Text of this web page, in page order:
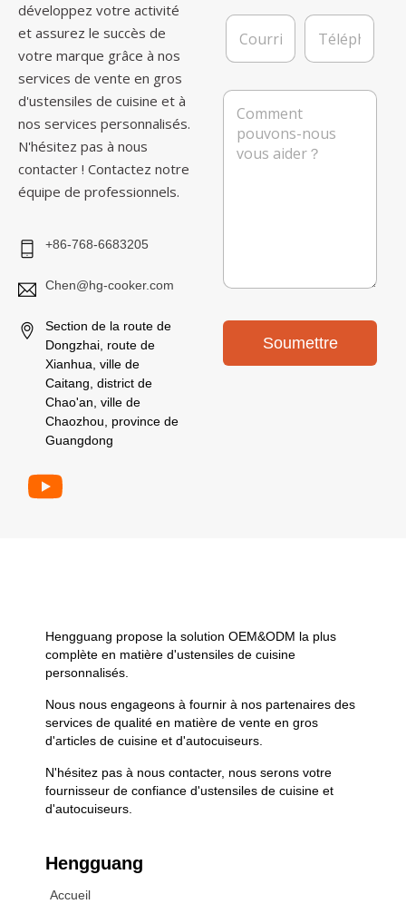
développez votre activité
et assurez le succès de
votre marque grâce à nos
services de vente en gros
d'ustensiles de cuisine et à
nos services personnalisés.
N'hésitez pas à nous
contacter ! Contactez notre
équipe de professionnels.
+86-768-6683205
Chen@hg-cooker.com
Section de la route de
Dongzhai, route de
Xianhua, ville de
Caitang, district de
Chao'an, ville de
Chaozhou, province de
Guangdong
e
C
u
r
T
l
p
n
e
M
Soumettre
Hengguang propose la solution OEM&ODM la plus
complète en matière d'ustensiles de cuisine
personnalisés.
Nous nous engageons à fournir à nos partenaires des
services de qualité en matière de vente en gros
d'articles de cuisine et d'autocuiseurs.
N'hésitez pas à nous contacter, nous serons votre
fournisseur de confiance d'ustensiles de cuisine et
d'autocuiseurs.
Hengguang
Accueil